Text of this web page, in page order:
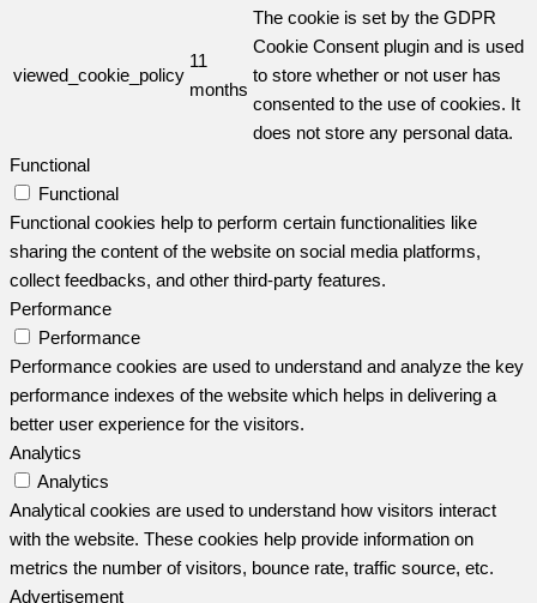
viewed_cookie_policy
11
months
The cookie is set by the GDPR
Cookie Consent plugin and is used
to store whether or not user has
consented to the use of cookies. It
does not store any personal data.
Functional
Functional
Functional cookies help to perform certain functionalities like
sharing the content of the website on social media platforms,
collect feedbacks, and other third-party features.
Performance
Performance
Performance cookies are used to understand and analyze the key
performance indexes of the website which helps in delivering a
better user experience for the visitors.
Analytics
Analytics
Analytical cookies are used to understand how visitors interact
with the website. These cookies help provide information on
metrics the number of visitors, bounce rate, traffic source, etc.
Advertisement